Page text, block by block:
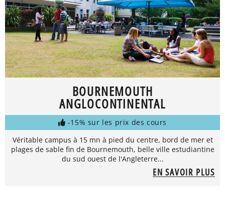
BOURNEMOUTH
ANGLOCONTINENTAL
-15% sur les prix des cours
Véritable campus à 15 mn à pied du centre, bord de mer et
plages de sable fin de Bournemouth, belle ville estudiantine
du sud ouest de l'Angleterre...
EN SAVOIR PLUS